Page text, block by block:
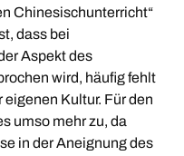
Chinesischunterricht“
dass bei
Aspekt des
wird, häufig fehlt
Kultur. Für den
umso mehr zu, da
in der Aneignung des